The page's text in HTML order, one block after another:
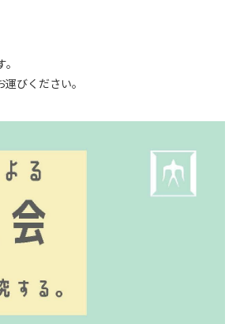
びください。